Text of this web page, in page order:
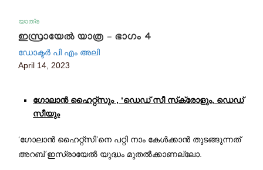
യാത്ര
ഇസ്രായേൽ യാത്ര – ഭാഗം 4
ഡോക്ടർ പി എം അലി
April 14, 2023
ഗോലാൻ ഹൈറ്റ്സും , ‘ഡെഡ് സീ സ്‌ക്രോളും, ഡെഡ്
സീയും
‘ഗോലാൻ ഹൈറ്റ്സി’നെ പറ്റി നാം കേൾക്കാൻ തുടങ്ങുന്നത്
അറബ് ഇസ്രായേൽ യുദ്ധം മുതൽക്കാണല്ലോ.